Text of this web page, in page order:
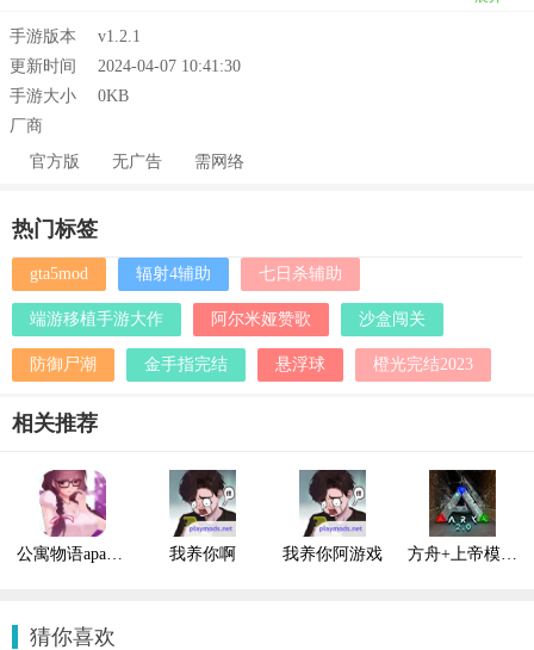
手游版本
v1.2.1
更新时间
2024-04-07 10:41:30
手游大小
0KB
厂商
官方版
无广告 需网络
热门标签
gta5mod 辐射4辅助 七日杀辅助
端游移植手游大作 阿尔米娅赞歌 沙盒闯关
防御尸潮 金手指完结 悬浮球 橙光完结2023
相关推荐
公寓物语apartmentstory安卓版 我养你啊 我养你阿游戏 方舟+上帝模式无限恐龙
猜你喜欢